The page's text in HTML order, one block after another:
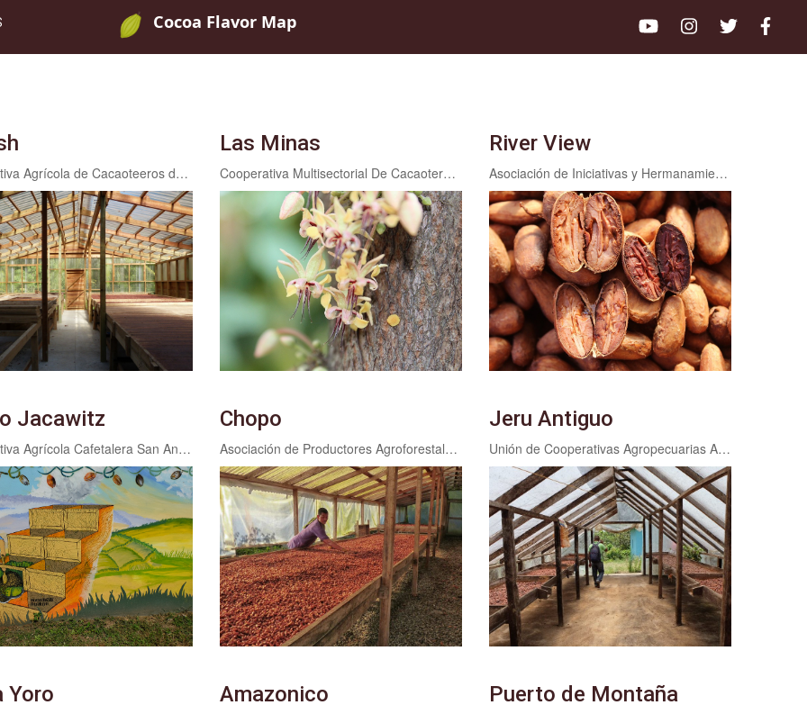
Cocoa Flavor Map
Cooperativa Agrícola de Cacaoteeros de Omoa San Fernando Limitada CACAOSAFER
Las Minas
Cooperativa Multisectorial De Cacaoteros Orgánicos COMUCOR R.L.
River View
Asociación de Iniciativas y Hermanamientos de El Castillo ASHIERCA
Jacawitz
Cooperativa Agrícola Cafetalera San Antonio Limitada COAGRICSAL
Chopo
Asociación de Productores Agroforestales de la Cuenca Rio Choloma APACH
Jeru Antiguo
Unión de Cooperativas Agropecuarias Ahmed Campos Corea R.L. (UCA)
Yoro Amazonico Puerto de Montaña